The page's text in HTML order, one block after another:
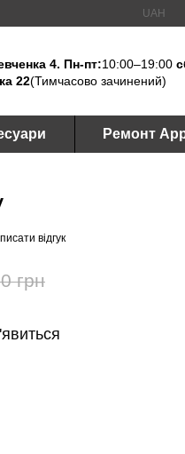
UAH
4. Пн-пт:10:00–19:00
22(Тимчасово зачинений)
Ремонт
відгук
грн